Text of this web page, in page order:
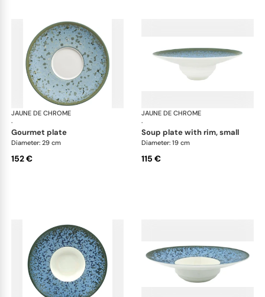
JAUNE DE CHROME
·
Nymphéa
gourmet plate
Diameter: 29 cm
152 €
JAUNE DE CHROME
·
soup plate with rim, small
Diameter: 19 cm
115 €